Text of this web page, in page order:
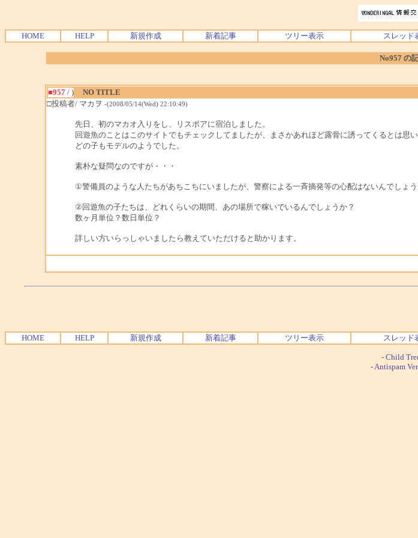
HOME HELP 新規作成 新着記事 ツリー表示 スレッド
No957 の
■957/ )
NO TITLE
□投稿者/ マカヲ -(2008/05/14(Wed) 22:10:49)
先日、初のマカオ入りをし、リスボアに宿泊しました。
回遊魚のことはこのサイトでもチェックしてましたが、まさかあれほど露骨に誘ってくるとは
どの子もモデルのようでした。
素朴な疑問なのですが・・・
①警備員のような人たちがあちこちにいましたが、警察による一斉摘発等の心配はないんでしょう
②回遊魚の子たちは、どれくらいの期間、あの場所で稼いでいるんでしょうか？
数ヶ月単位？数日単位？
詳しい方いらっしゃいましたら教えていただけると助かります。
HOME HELP 新規作成 新着記事 ツリー表示 スレッド
- Child
- Antispam